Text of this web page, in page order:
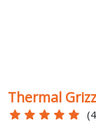
Thermal
star star star star star